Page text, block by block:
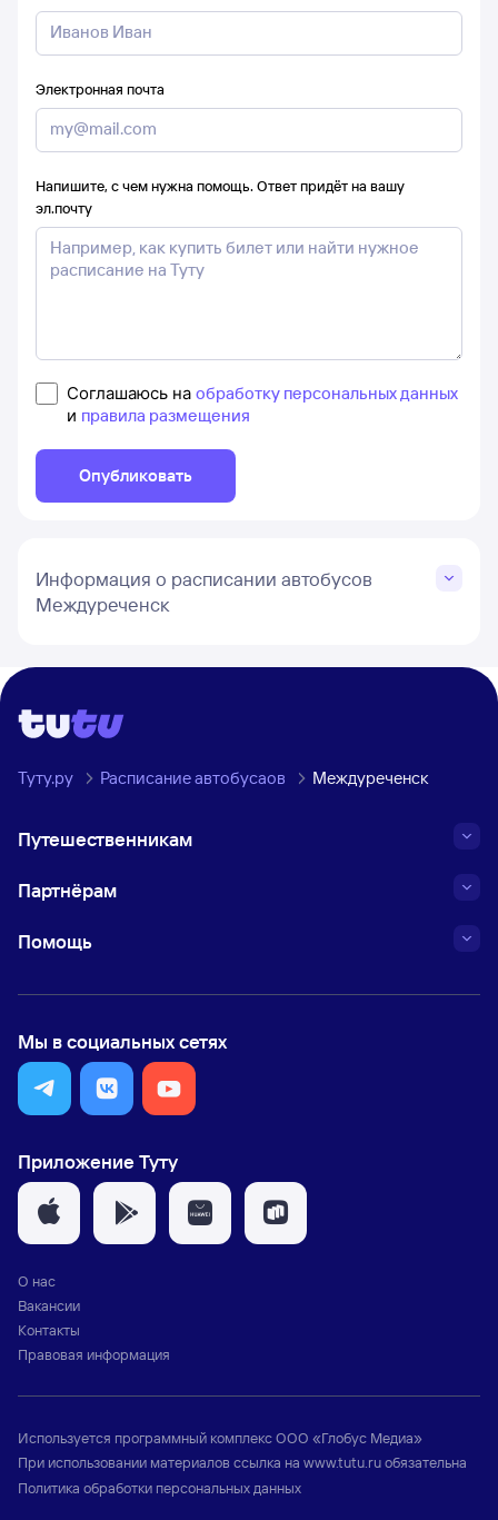
Электронная почта
Напишите, с чем нужна помощь. Ответ придёт на вашу
эл.почту
Соглашаюсь на обработку персональных данных
и правила размещения
Опубликовать
Информация о расписании автобусов
Междуреченск
Туту.ру Расписание автобусаов Междуреченск
Путешественникам
Партнёрам
Помощь
Мы в социальных сетях
Приложение Туту
О нас
Вакансии
Контакты
Правовая информация
Используется программный комплексООО «Глобус Медиа»
При использовании материалов ссылка на www.tutu.ruобязательна
Политика обработки персональных данных